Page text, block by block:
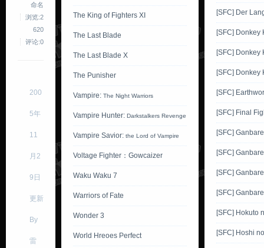
命名
浏览:2
620
评论:0
200
5年
11
月2
9日
更新
By
雷
The King of Fighters XI
The Last Blade
The Last Blade X
The Punisher
Vampire: The Night Warriors
Vampire Hunter: Darkstalkers Revenge
Vampire Savior: the Lord of Vampire
Voltage Fighter：Gowcaizer
Waku Waku 7
Warriors of Fate
Wonder 3
World Hreoes Perfect
[SFC] Der
[SFC] Donkey
[SFC] Donkey
[SFC] Donkey
[SFC]
[SFC] Final
[SFC]
[SFC]
[SFC]
[SFC]
[SFC] Hokuto
[SFC] Hoshi